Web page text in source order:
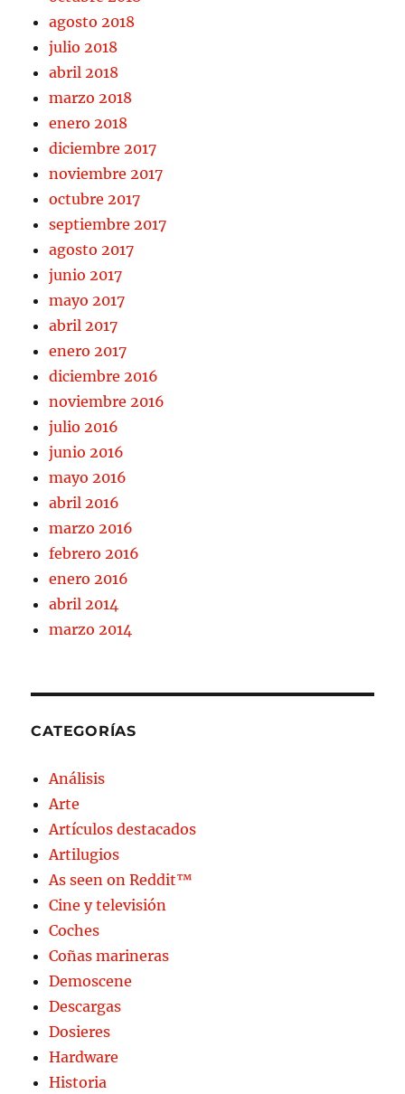
agosto 2018
julio 2018
abril 2018
marzo 2018
enero 2018
diciembre 2017
noviembre 2017
octubre 2017
septiembre 2017
agosto 2017
junio 2017
mayo 2017
abril 2017
enero 2017
diciembre 2016
noviembre 2016
julio 2016
junio 2016
mayo 2016
abril 2016
marzo 2016
febrero 2016
enero 2016
abril 2014
marzo 2014
CATEGORÍAS
Análisis
Arte
Artículos destacados
Artilugios
As seen on Reddit™
Cine y televisión
Coches
Coñas marineras
Demoscene
Descargas
Dosieres
Hardware
Historia